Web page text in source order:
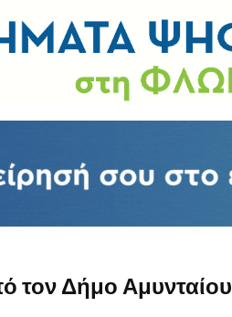
τον Δήμο Αμυνταίου